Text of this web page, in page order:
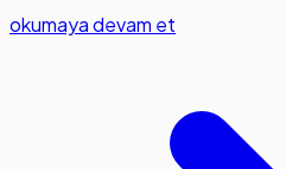
okumaya devam et